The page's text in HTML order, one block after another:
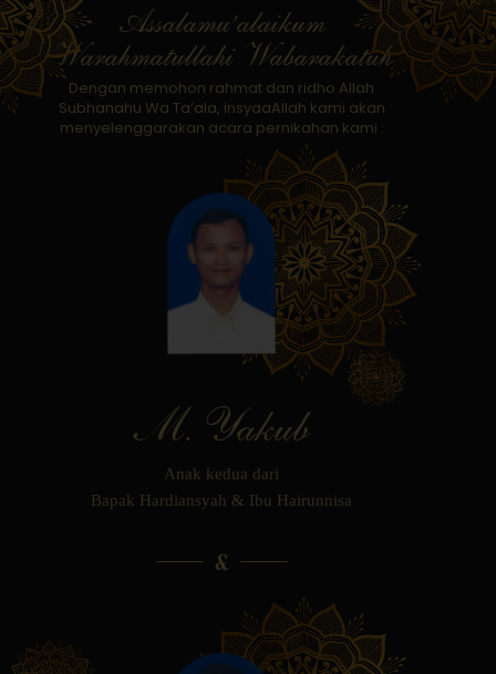
Assalamu’alaikum
Warahmatullahi Wabarakatuh
Dengan memohon rahmat dan ridho Allah
Subhanahu Wa Ta’ala, insyaaAllah kami akan
menyelenggarakan acara pernikahan kami :
M. Yakub
Anak kedua dari
Bapak Hardiansyah & Ibu Hairunnisa
&